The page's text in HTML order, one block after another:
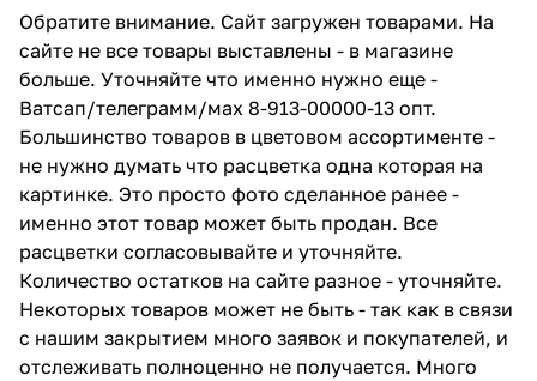
Обратите внимание. Сайт загружен товарами. На
сайте не все товары выставлены - в магазине
больше. Уточняйте что именно нужно еще -
Ватсап/телеграмм/мах 8-913-00000-13 опт.
Большинство товаров в цветовом ассортименте -
не нужно думать что расцветка одна которая на
картинке. Это просто фото сделанное ранее -
именно этот товар может быть продан. Все
расцветки согласовывайте и уточняйте.
Количество остатков на сайте разное - уточняйте.
Некоторых товаров может не быть - так как в связи
с нашим закрытием много заявок и покупателей, и
отслеживать полноценно не получается. Много